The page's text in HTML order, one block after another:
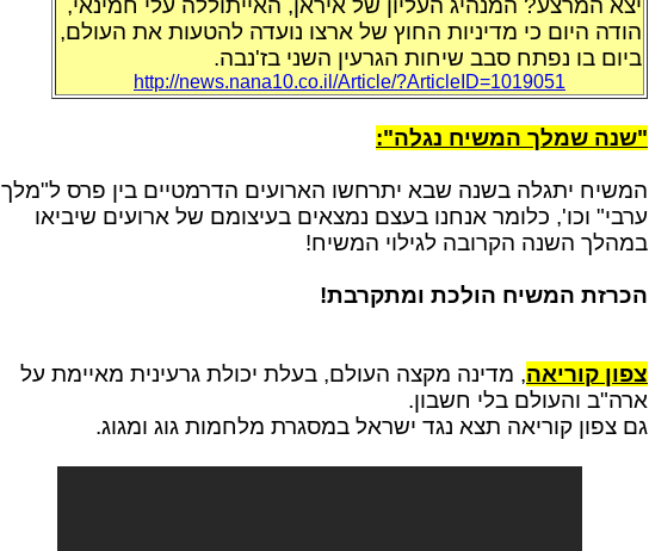
יצא המרצע? המנהיג העליון של איראן, האייתוללה עלי חמינאי,
הודה היום כי מדיניות החוץ של ארצו נועדה להטעות את העולם,
ביום בו נפתח סבב שיחות הגרעין השני בז'נבה.
http://news.nana10.co.il/Article/?ArticleID=1019051
"שנה שמלך המשיח נגלה":
המשיח יתגלה בשנה שבא יתרחשו הארועים הדרמטיים בין פרס ל"מלך
ערבי" וכו', כלומר אנחנו בעצם נמצאים בעיצומם של ארועים שיביאו
במהלך השנה הקרובה לגילוי המשיח!
הכרזת המשיח הולכת ומתקרבת!
צפון קוריאה, מדינה מקצה העולם, בעלת יכולת גרעינית מאיימת על
ארה"ב והעולם בלי חשבון.
גם צפון קוריאה תצא נגד ישראל במסגרת מלחמות גוג ומגוג.